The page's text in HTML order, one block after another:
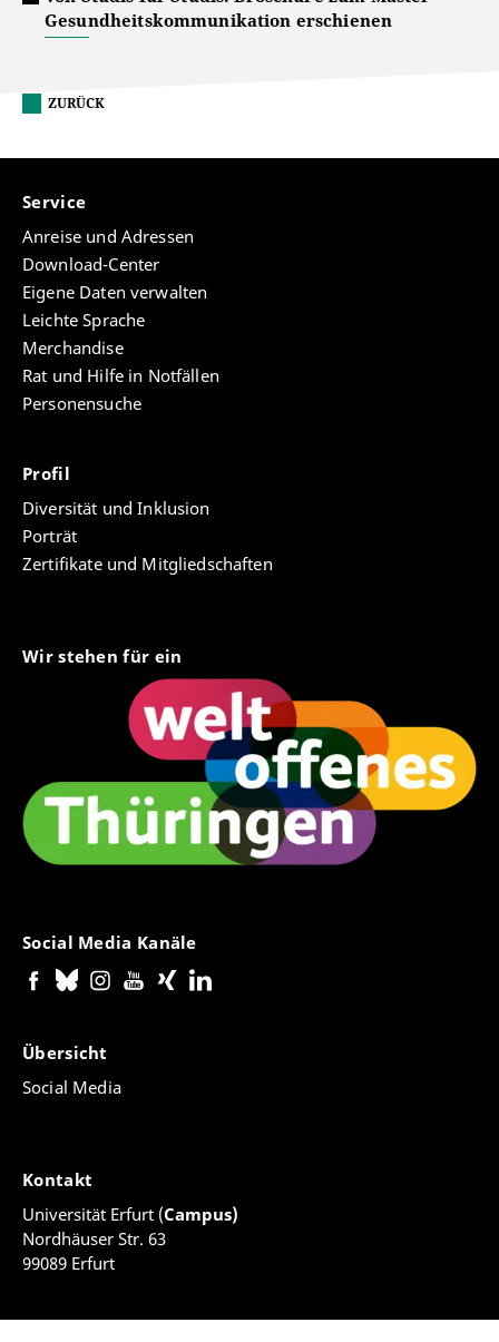
Gesundheitskommunikation erschienen
ZURÜCK
Service
Anreise und Adressen
Download-Center
Eigene Daten verwalten
Leichte Sprache
Merchandise
Rat und Hilfe in Notfällen
Personensuche
Profil
Diversität und Inklusion
Porträt
Zertifikate und Mitgliedschaften
Wir stehen für ein
Social Media Kanäle
Übersicht
Social Media
Kontakt
Universität Erfurt (Campus)
Nordhäuser Str. 63
99089 Erfurt